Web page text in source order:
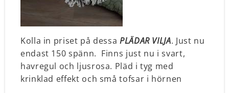
Kolla in priset på dessa PLÄDAR VILJA. Just nu
endast 150 spänn. Finns just nu i svart,
havregul och ljusrosa. Pläd i tyg med
krinklad effekt och små tofsar i hörnen